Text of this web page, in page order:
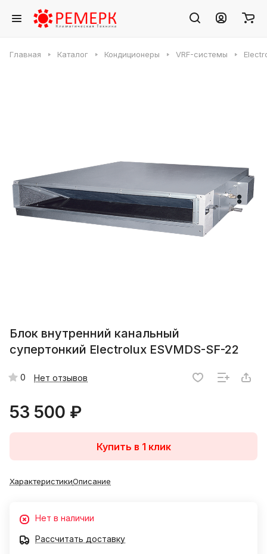
Главная Каталог Кондиционеры VRF-системы
Блок внутренний канальный
супертонкий Electrolux ESVMDS-SF-22
0 Нет отзывов
53 500 ₽
Купить в 1 клик
ХарактеристикиОписание
Нет в наличии
Рассчитать доставку